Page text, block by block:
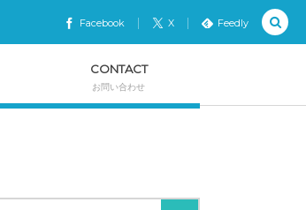
Facebook X Feedly
CONTACT
お問い合わせ